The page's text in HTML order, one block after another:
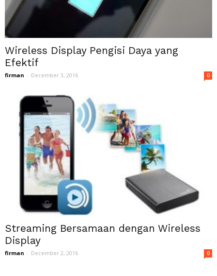
Wireless Display Pengisi Daya yang
Efektif
firman - December 3, 2016 0
Streaming Bersamaan dengan Wireless
Display
firman - December 2, 2016 0